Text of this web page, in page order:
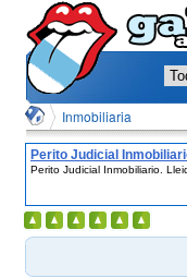
Inmobiliaria
Perito Judicial
Perito Judicial Inmobiliario.